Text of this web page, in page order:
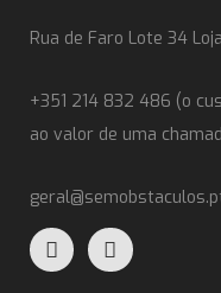
Rua de Faro Lote 34
+351 214 832 486 (o
ao valor de uma